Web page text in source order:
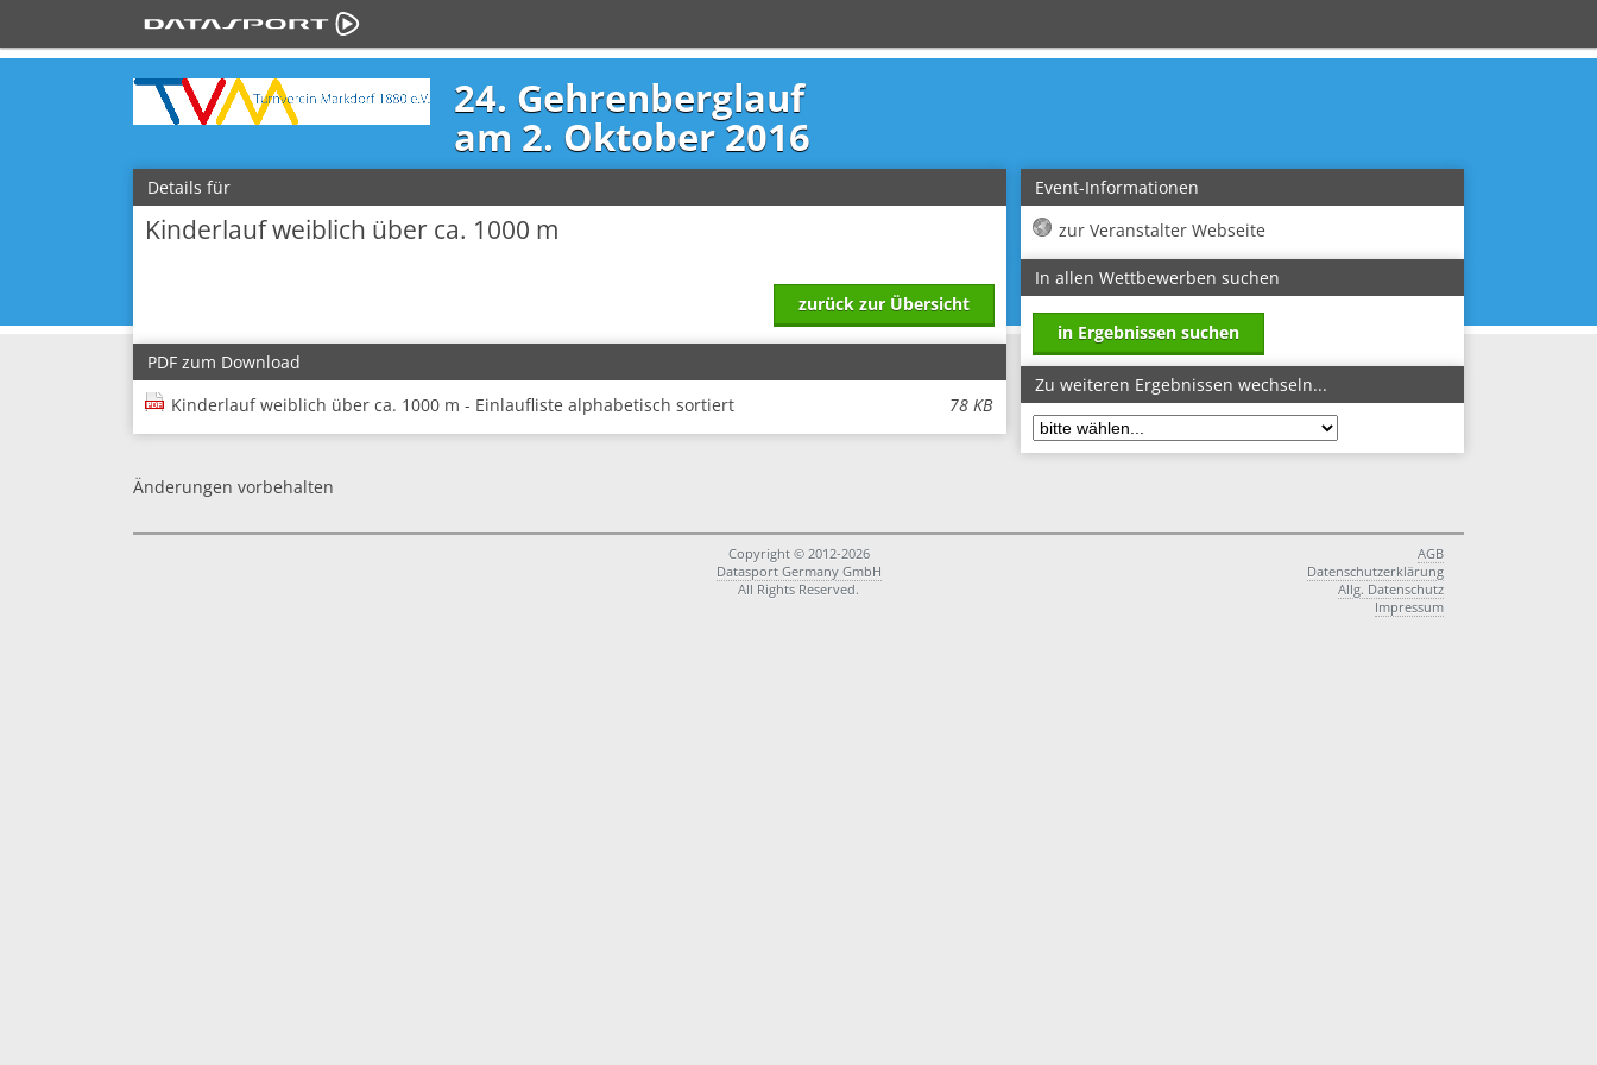
24. Gehrenberglauf
am 2. Oktober 2016
Details für
Kinderlauf weiblich über ca. 1000 m
zurück zur Übersicht
PDF zum Download
Kinderlauf weiblich über ca. 1000 m - Einlaufliste alphabetisch sortiert
78 KB
Event-Informationen
zur Veranstalter Webseite
In allen Wettbewerben suchen
in Ergebnissen suchen
Zu weiteren Ergebnissen wechseln...
Änderungen vorbehalten
Copyright © 2012-2026
Datasport Germany GmbH
All Rights Reserved.
AGB
Datenschutzerklärung
Allg. Datenschutz
Impressum